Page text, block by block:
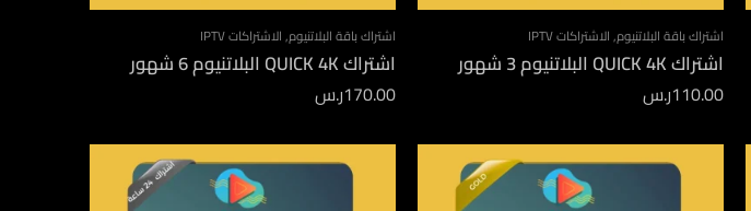
اشتراك باقة البلاتنيوم,الاشتراكات IPTV
اشتراك QUICK 4K البلاتنيوم 3 شهور
110.00ر.س
اشتراك باقة البلاتنيوم,الاشتراكات IPTV
اشتراك QUICK 4K البلاتنيوم 6 شهور
170.00ر.س